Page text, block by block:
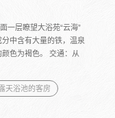
一层瞭望大浴苑“云海”
中含有大量的铁，温泉
色为褐色。 交通：从
天浴池的客房